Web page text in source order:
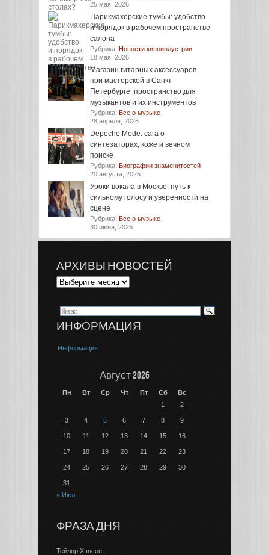
25 мая, 2026
Парикмахерские тумбы: удобство
и порядок в рабочем пространстве
салона
Рубрика: Новости киноиндустрии
18 мая, 2026
Магазин гитарных аксессуаров
при мастерской в Санкт-
Петербурге: пространство для
музыкантов и их инструментов
Рубрика: Все о музыке
28 апреля, 2026
Depeche Mode: сага о
синтезаторах, коже и вечном
поиске
Рубрика: Биографии знаменитостей
20 августа, 2025
Уроки вокала в Москве: путь к
сильному голосу и уверенности на
сцене
Рубрика: Все о музыке
30 июня, 2025
АРХИВЫ НОВОСТЕЙ
ИНФОРМАЦИЯ
Информация
Август 2026
Пн Вт Ср Чт Пт Сб
Вс
1
2
3 4 5 6 7 8 9
10 11 12 13 14 15 16
17 18 19 20 21 22 23
24 25 26 27 28 29 30
31
« Июл
ФРАЗА ДНЯ
Тейлор Хэнсон: